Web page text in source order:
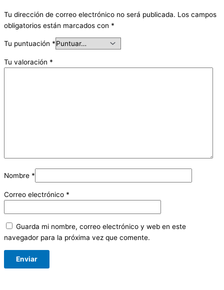
Tu dirección de correo electrónico no será publicada. Los campos
obligatorios están marcados con *
Tu puntuación *
Tu valoración *
Nombre *
Correo electrónico *
Guarda mi nombre, correo electrónico y web en este
navegador para la próxima vez que comente.